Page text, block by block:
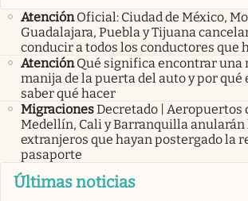
Atención Oficial: Ciudad de México,
Guadalajara, Puebla y Tijuana
conducir a todos los conductores que
Atención Qué significa encontrar una
manija de la puerta del auto y por
saber qué hacer
MigracionesDecretado | Aeropuertos
Medellín, Cali y Barranquilla anularán
extranjeros que hayan postergado la
pasaporte
Últimas noticias